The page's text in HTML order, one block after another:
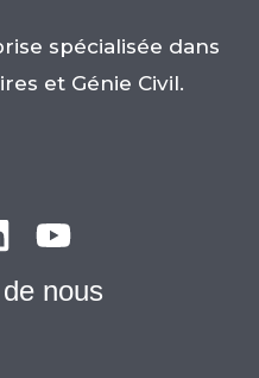
spécialisée dans
et Génie Civil.
nous